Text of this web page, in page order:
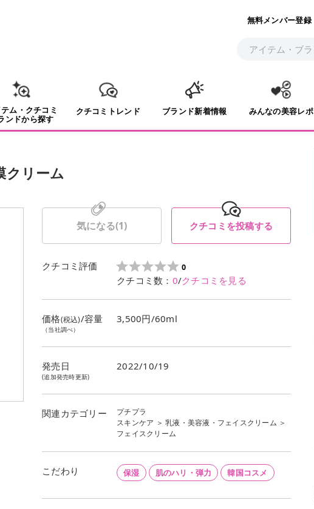
無料メンバー登録
ム・クチコミ
ンドから探す
クチコミトレンド ブランド新着情報 みんなの美容レポ
クリーム
気になる(1) クチコミを投稿する
クチコミ評価 0
クチコミ数： 0/クチコミを見る
価格(税込)/容量
（当社調べ）
3,500円/60ml
発売日
(追加発売時更新)
2022/10/19
関連カテゴリー
プチプラ
スキンケア ＞乳液・美容液・フェイスクリーム ＞
フェイスクリーム
こだわり 保湿 肌のハリ・弾力 韓国コスメ